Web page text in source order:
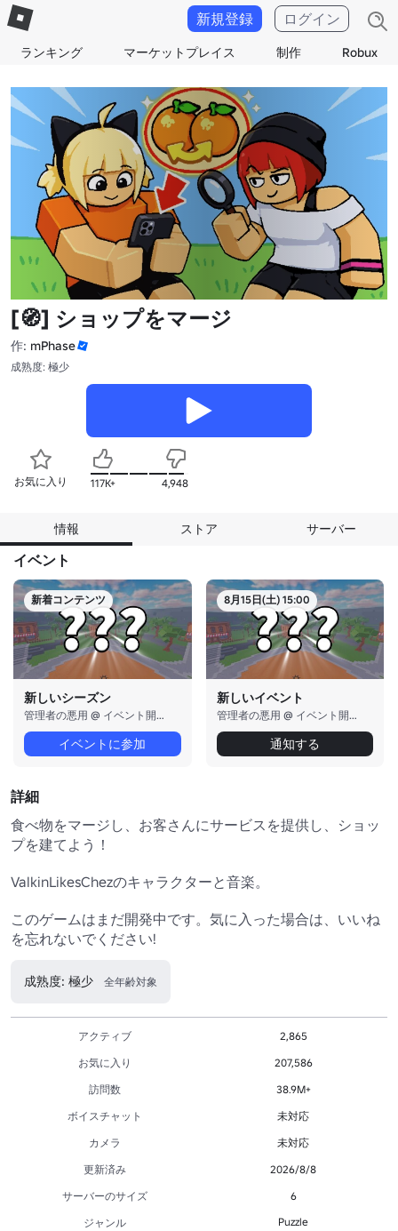
ランキング マーケットプレイス 制作 Robux
新規登録 ログイン
[🧭] ショップをマージ
作: mPhase
成熟度: 極少
お気に入り 117K+ 4,948
情報 ストア サーバー
イベント
新着コンテンツ
新しいシーズン
管理者の悪用 @ イベント開始時
イベントに参加
8月15日(土) 15:00
新しいイベント
管理者の悪用 @ イベント開始時
通知する
詳細
食べ物をマージし、お客さんにサービスを提供し、ショッ
プを建てよう！
ValkinLikesChezのキャラクターと音楽。
このゲームはまだ開発中です。気に入った場合は、いいね
を忘れないでください!
成熟度: 極少 全年齢対象
アクティブ
2,865
お気に入り
207,586
訪問数
38.9M+
ボイスチャット
未対応
カメラ
未対応
更新済み
2026/8/8
サーバーのサイズ
6
ジャンル
Puzzle